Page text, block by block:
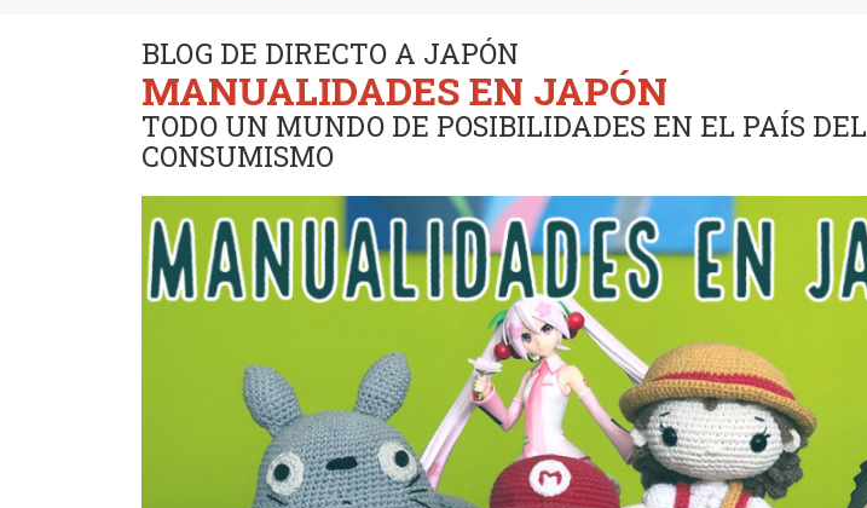
BLOG DE DIRECTO A JAPÓN
MANUALIDADES EN JAPÓN
TODO UN MUNDO DE POSIBILIDADES EN EL PAÍS DEL
CONSUMISMO